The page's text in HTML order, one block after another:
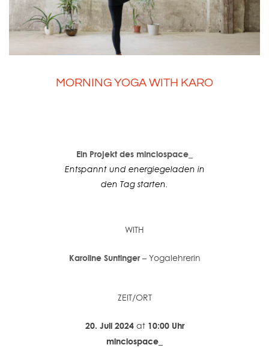
MORNING YOGA WITH KARO
Ein Projekt des minciospace_
Entspannt und energiegeladen in
den Tag starten.
WITH
Karoline Suntinger– Yogalehrerin
ZEIT/ORT
20. Juli 2024at 10:00 Uhr
minciospace_